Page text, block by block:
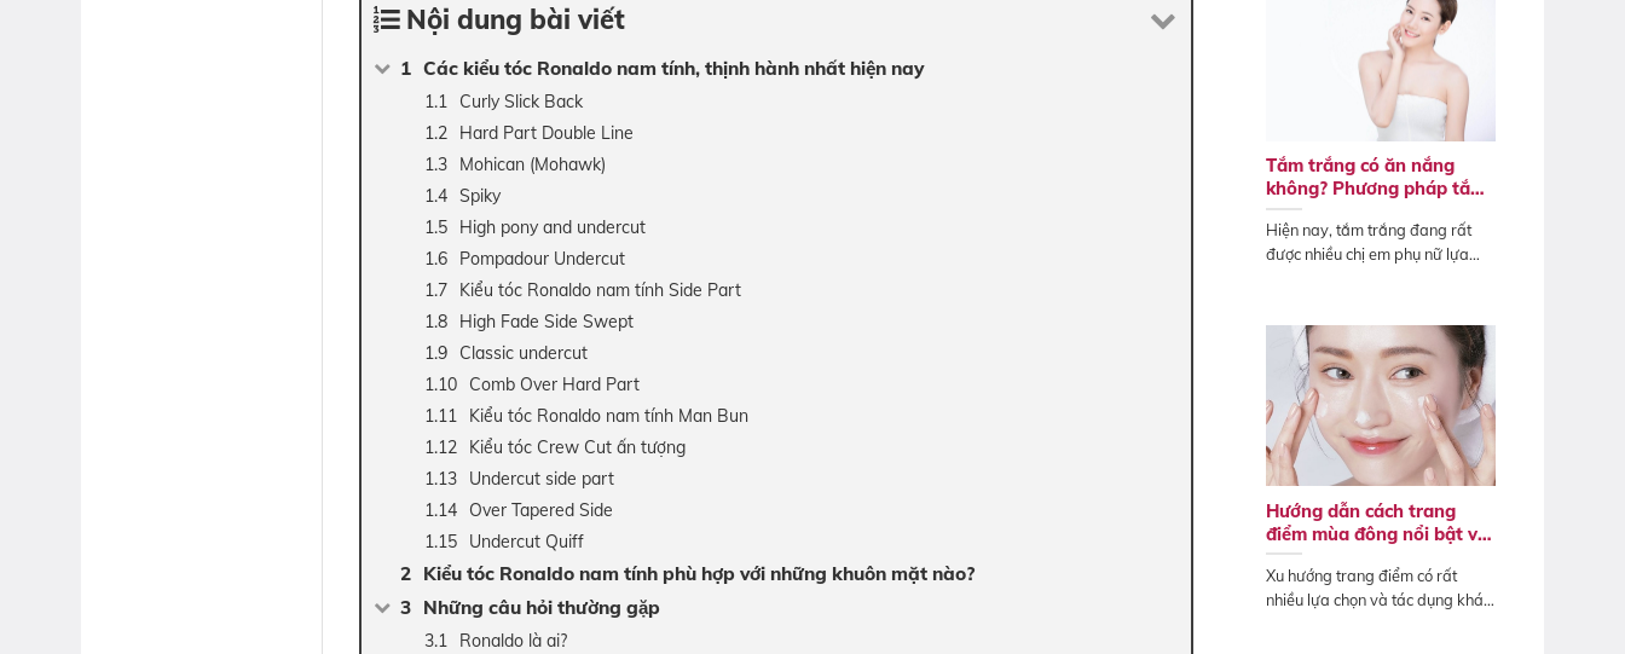
Nội dung bài viết
Các kiểu tóc Ronaldo nam tính, thịnh hành nhất hiện nay
Curly Slick Back
Hard Part Double Line
Mohican (Mohawk)
Spiky
High pony and undercut
Pompadour Undercut
Kiểu tóc Ronaldo nam tính Side Part
High Fade Side Swept
Classic undercut
Comb Over Hard Part
Kiểu tóc Ronaldo nam tính Man Bun
Kiểu tóc Crew Cut ấn tượng
Undercut side part
Over Tapered Side
Undercut Quiff
Kiểu tóc Ronaldo nam tính phù hợp với những khuôn mặt nào?
Những câu hỏi thường gặp
Ronaldo là ai?
Tắm trắng có ăn nắng
không? Phương pháp tắm
trắng không bắt nắng
Hiện nay, tắm trắng đang rất
được nhiều chị em phụ nữ lựa
Hướng dẫn cách trang
điểm mùa đông nổi bật và
ấn tượng
Xu hướng trang điểm có rất
nhiều lựa chọn và tác dụng khác